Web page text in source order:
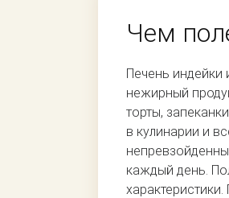
Чем
Печень индейки
нежирный
торты,
в кулинарии и
каждый день.